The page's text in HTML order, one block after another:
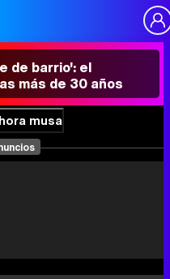
de barrio': el
más de 30 años
musa